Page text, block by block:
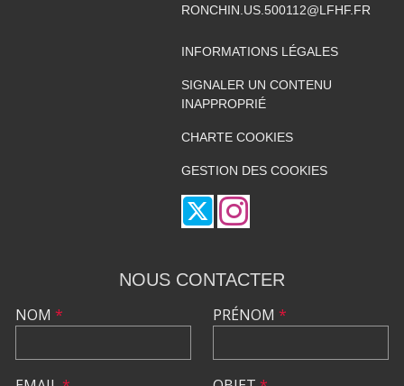
RONCHIN.US.500112@LFHF.FR
INFORMATIONS LÉGALES
SIGNALER UN CONTENU
INAPPROPRIÉ
CHARTE COOKIES
GESTION DES COOKIES
NOUS CONTACTER
NOM * PRÉNOM *